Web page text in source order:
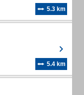
5.3 km
5.4 km